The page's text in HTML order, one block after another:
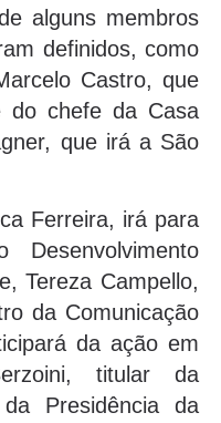
alguns membros
definidos, como
Castro, que
do chefe da Casa
que irá a São
Ferreira, irá para
Tereza Campello,
da Comunicação
da ação em
titular da
Presidência da